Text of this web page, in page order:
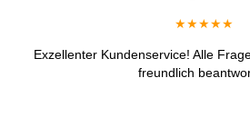
★★★★★
Exzellenter Kundenservice! Alle
freundlich